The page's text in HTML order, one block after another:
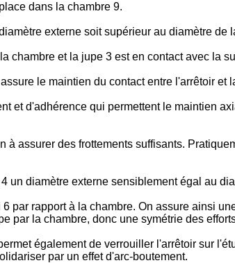
dans la chambre 9.
externe soit supérieur au diamètre de
chambre et la jupe 3 est en contact avec la
le maintien du contact entre l'arrêtoir et
et d'adhérence qui permettent le maintien
à assurer des frottements suffisants.
un diamètre externe sensiblement égal au
par rapport à la chambre. On assure ainsi
par la chambre, donc une symétrie des
également de verrouiller l'arrêtoir sur
par un effet d'arc-boutement.